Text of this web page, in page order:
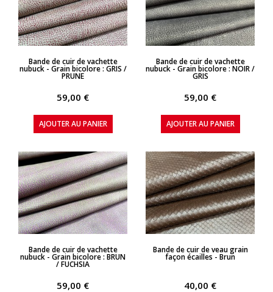
APERÇU RAPIDE
Bande de cuir de vachette
nubuck - Grain bicolore : GRIS /
PRUNE
59,00 €
AJOUTER AU PANIER
APERÇU RAPIDE
Bande de cuir de vachette
nubuck - Grain bicolore : NOIR /
GRIS
59,00 €
AJOUTER AU PANIER
APERÇU RAPIDE
Bande de cuir de vachette
nubuck - Grain bicolore : BRUN
/ FUCHSIA
59,00 €
APERÇU RAPIDE
Bande de cuir de veau grain
façon écailles - Brun
40,00 €